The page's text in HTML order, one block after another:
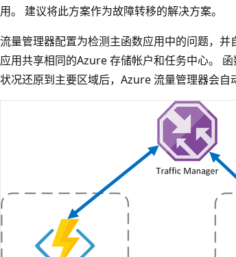
用。 建议将此方案作为故障转移的解决方案。
流量管理器配置为检测主函数应用中的问题，
应用共享相同的Azure 存储帐户和任务中心。
状况还原到主要区域后，Azure 流量管理器会自